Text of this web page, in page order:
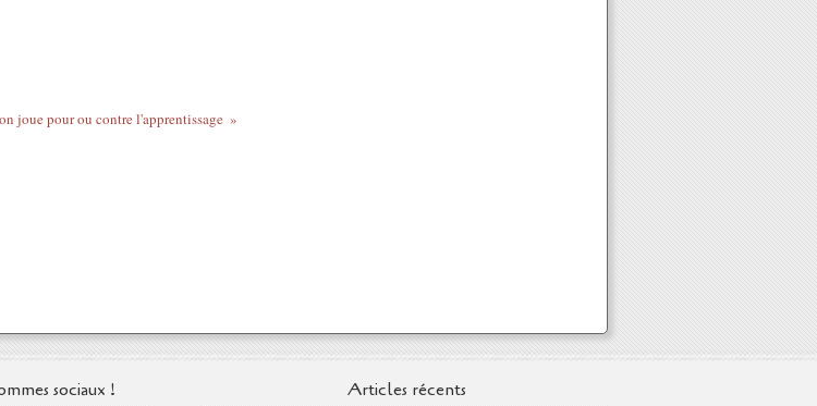
joue pour ou contre l'apprentissage
sociaux ! Articles récents